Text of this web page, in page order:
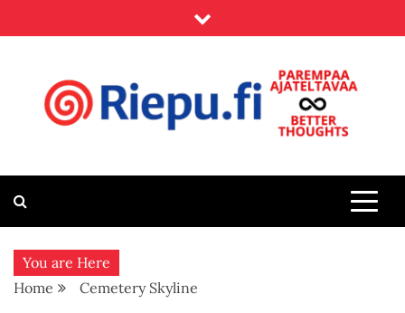
to
Riepu.fi
You are Here
Home
Cemetery Skyline